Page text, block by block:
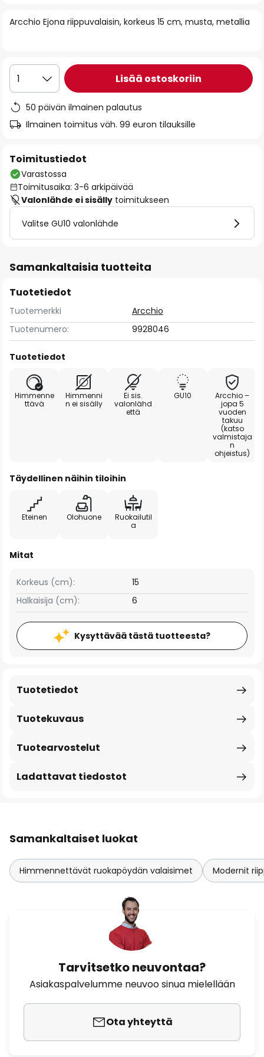
the
Arcchio Ejona riippuvalaisin, korkeus 15 cm, musta, metallia
1 Lisää ostoskoriin
50 päivän ilmainen palautus
Ilmainen toimitus väh. 99 euron tilauksille
Toimitustiedot
Varastossa
Toimitusaika: 3-6 arkipäivää
Valonlähde ei sisälly toimitukseen
Valitse GU10 valonlähde
Samankaltaisia tuotteita
Tuotetiedot
Tuotemerkki
Arcchio
Tuotenumero:
9928046
Tuotetiedot
Himmenne
ttävä
Himmenni
n ei sisälly
Ei sis.
valonlähd
että
GU10
Arcchio –
jopa 5
vuoden
takuu
(katso
valmistaja
n
ohjeistus)
Täydellinen näihin tiloihin
Eteinen Olohuone
Ruokailutil
a
Mitat
Korkeus (cm):
15
Halkaisija (cm):
6
Kysyttävää tästä tuotteesta?
Tuotekuvaus
Tuotetiedot
Tuotearvostelut
Ladattavat tiedostot
Samankaltaiset luokat
Himmennettävät ruokapöydän valaisimet Modernit
Tarvitsetko neuvontaa?
Asiakaspalvelumme neuvoo sinua mielellään
Ota yhteyttä